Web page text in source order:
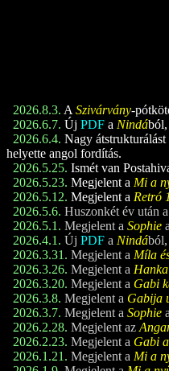
2026.8.3. A Szivárvány-
2026.6.7. Új PDF a Nindá
2026.6.4. Nagy
helyette angol fordítás.
2026.5.25. Ismét van
2026.5.23. Megjelent a Mi a
2026.5.12. Megjelent a Retró 1
2026.5.6. Huszonkét év után
2026.5.1. Megjelent a Sophie
2026.4.1. Új PDF a Nindából,
2026.3.31. Megjelent a Míla
2026.3.26. Megjelent a Hanka
2026.3.20. Megjelent a Gabi
2026.3.8. Megjelent a Gabija
2026.3.7. Megjelent a Sophie
2026.2.28. Megjelent az
2026.2.23. Megjelent a Gabi
2026.1.21. Megjelent a Mi a